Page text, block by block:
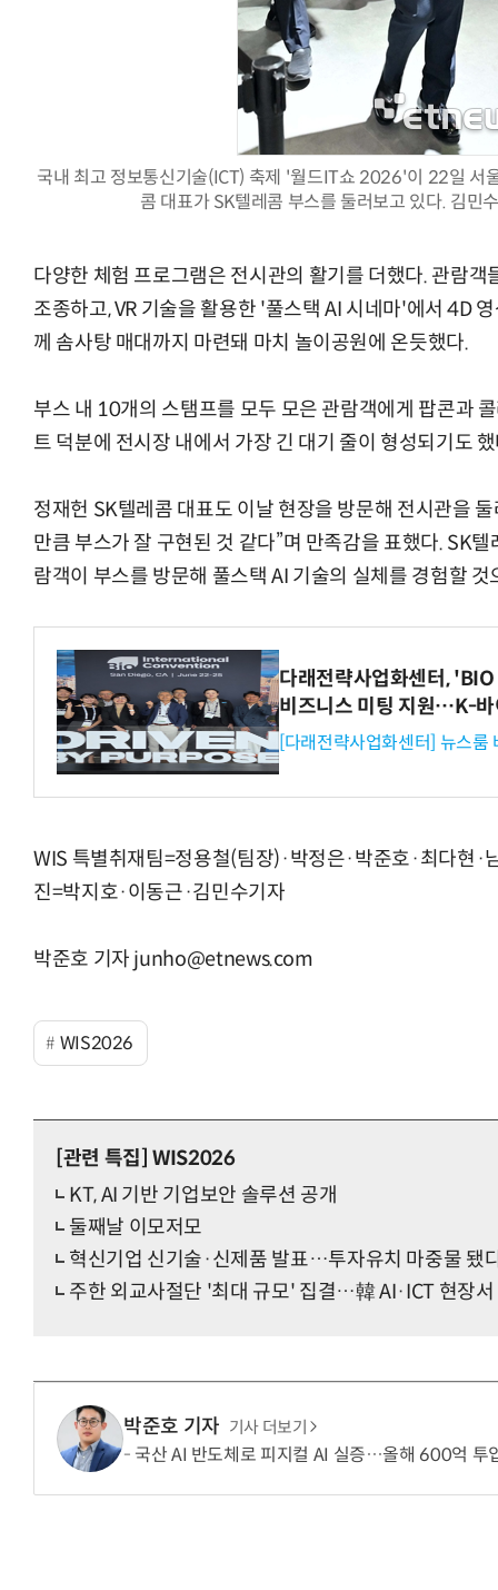
국내 최고 정보통신기술(ICT) 축제 '월드IT쇼 2026'이 22일 서
콤 대표가 SK텔레콤 부스를 둘러보고 있다. 김
다양한 체험 프로그램은 전시관의 활기를 더했다. 관람객
조종하고, VR 기술을 활용한 '풀스택 AI 시네마'에서 4D
께 솜사탕 매대까지 마련돼 마치 놀이공원에 온듯했다.
부스 내 10개의 스탬프를 모두 모은 관람객에게 팝콘과
트 덕분에 전시장 내에서 가장 긴 대기 줄이 형성되기도
정재헌 SK텔레콤 대표도 이날 현장을 방문해 전시관을
만큼 부스가 잘 구현된 것 같다”며 만족감을 표했다. SK
람객이 부스를 방문해 풀스택 AI 기술의 실체를 경험할 것
다래전략사업화센터,
비즈니스 미팅 지원…K-바
[다래전략사업화센터] 뉴스룸
WIS 특별취재팀=정용철(팀장)·박정은·박준호·최다현·
진=박지호·이동근·김민수기자
박준호 기자 junho@etnews.com
WIS2026
[관련 특집] WIS2026
KT, AI 기반 기업보안 솔루션 공개
둘째날 이모저모
혁신기업 신기술·신제품 발표…투자유치 마중물 됐
주한 외교사절단 '최대 규모' 집결…韓 AI·ICT 현장서
박준호 기자 기사 더보기
국산 AI 반도체로 피지컬 AI 실증…올해 600억 투
“계속 쫓아왔다”…도망치